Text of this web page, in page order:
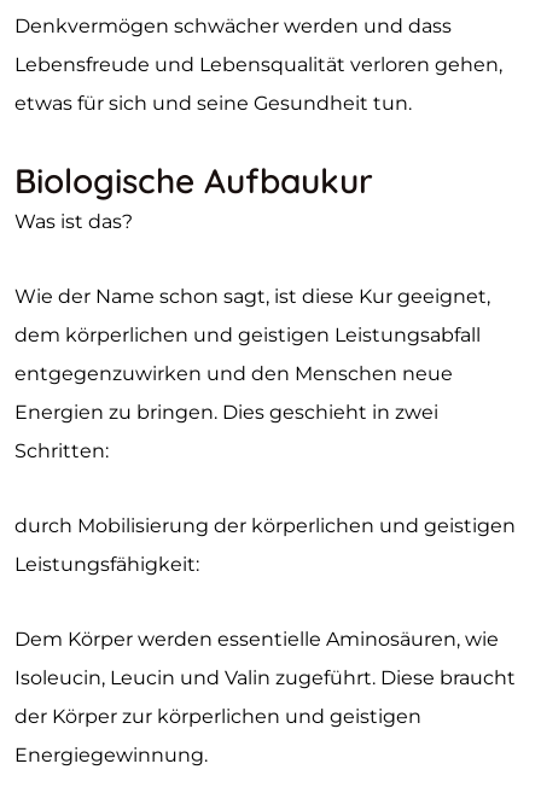
Denkvermögen schwächer werden und dass
Lebensfreude und Lebensqualität verloren gehen,
etwas für sich und seine Gesundheit tun.
Biologische Aufbaukur
Was ist das?
Wie der Name schon sagt, ist diese Kur geeignet,
dem körperlichen und geistigen Leistungsabfall
entgegenzuwirken und den Menschen neue
Energien zu bringen. Dies geschieht in zwei
Schritten:
durch Mobilisierung der körperlichen und geistigen
Leistungsfähigkeit:
Dem Körper werden essentielle Aminosäuren, wie
Isoleucin, Leucin und Valin zugeführt. Diese braucht
der Körper zur körperlichen und geistigen
Energiegewinnung.